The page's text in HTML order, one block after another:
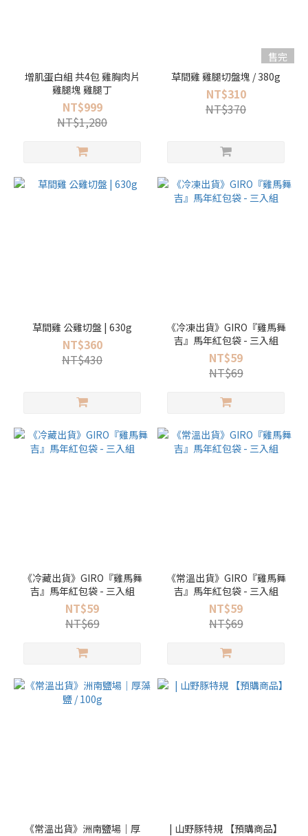
增肌蛋白組 共4包 雞胸肉片
雞腿塊 雞腿丁
NT$999
NT$1,280
售完
草間雞 雞腿切盤塊 / 380g
NT$310
NT$370
草間雞 公雞切盤 | 630g
NT$360
NT$430
《冷凍出貨》GIRO『雞馬舞
吉』馬年紅包袋 - 三入組
NT$59
NT$69
《冷藏出貨》GIRO『雞馬舞
吉』馬年紅包袋 - 三入組
NT$59
NT$69
《常溫出貨》GIRO『雞馬舞
吉』馬年紅包袋 - 三入組
NT$59
NT$69
《常溫出貨》洲南鹽場｜厚
| 山野豚特規 【預購商品】